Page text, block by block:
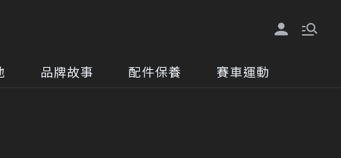
品牌故事 配件保養 賽車運動